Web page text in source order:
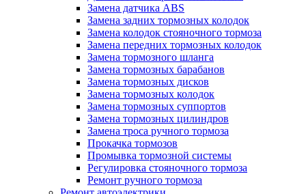
Замена датчика ABS
Замена задних тормозных колодок
Замена колодок стояночного тормоза
Замена передних тормозных колодок
Замена тормозного шланга
Замена тормозных барабанов
Замена тормозных дисков
Замена тормозных колодок
Замена тормозных суппортов
Замена тормозных цилиндров
Замена троса ручного тормоза
Прокачка тормозов
Промывка тормозной системы
Регулировка стояночного тормоза
Ремонт ручного тормоза